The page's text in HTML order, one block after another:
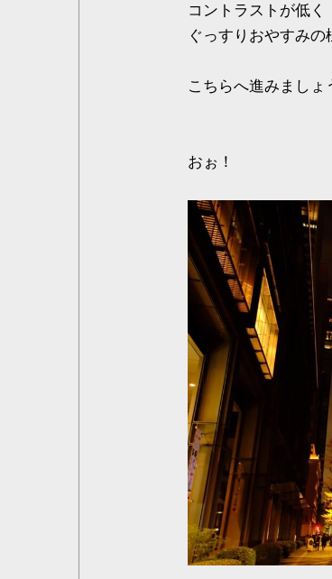
コントラストが低く
ぐっすりおやすみの
こちらへ進みましょ
おぉ！